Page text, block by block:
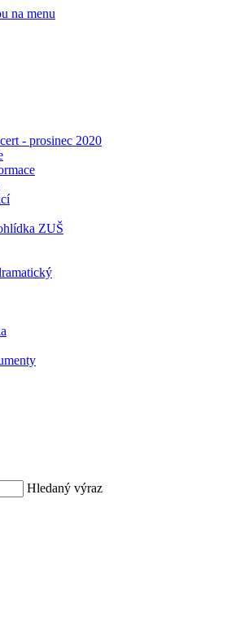
na menu
- prosinec 2020
ZUŠ
Hledaný výraz